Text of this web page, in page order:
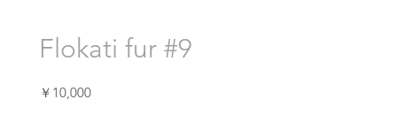
Flokati fur #9
￥10,000価